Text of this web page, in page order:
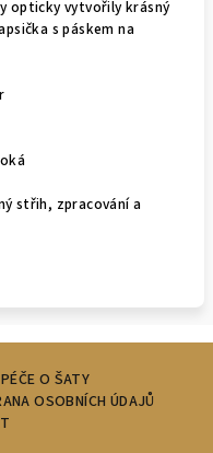
opticky vytvořily krásný
s páskem na
střih, zpracování a
PÉČE O ŠATY
OSOBNÍCH ÚDAJŮ